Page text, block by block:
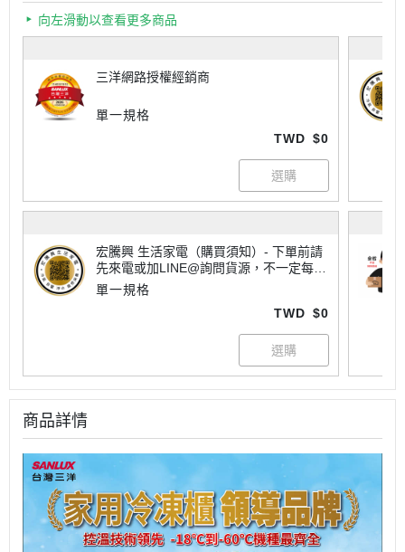
向左滑動以查看更多商品
三洋網路授權經銷商
單一規格
TWD $0
宏騰興 生活家電（購買須知）- 下單前請
先來電或加LINE@詢問貨源，不一定每樣
商品都有現貨喔！大家電有配送地區限制
請詢問運費，不一定每個商品都免運唷~
單一規格
TWD $0
商品詳情